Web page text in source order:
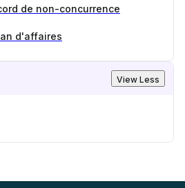
de non-concurrence
d'affaires
View Less